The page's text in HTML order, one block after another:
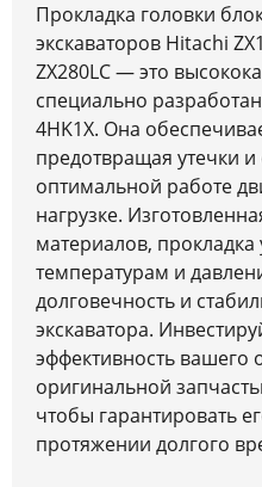
Прокладка головки
экскаваторов Hitachi
ZX280LC — это
специально
4HK1X. Она
предотвращая утечки и
оптимальной работе
нагрузке.
материалов,
температурам и
долговечность и
экскаватора.
эффективность вашего
оригинальной
чтобы гарантировать
протяжении долгого